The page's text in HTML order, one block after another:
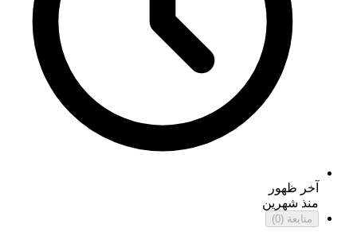
آخر ظهور
منذ شهرين
متابعة (0)